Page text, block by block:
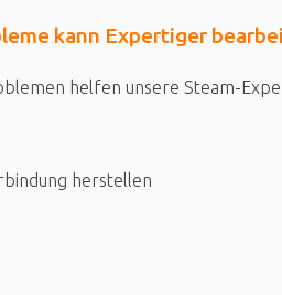
kann Expertiger
helfen unsere Steam-
herstellen